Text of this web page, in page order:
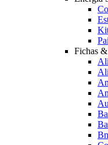
Fichas